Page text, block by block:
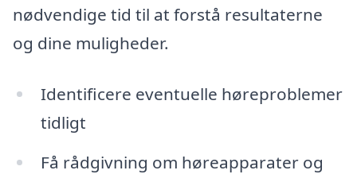
nødvendige tid til at forstå resultaterne
og dine muligheder.
Identificere eventuelle høreproblemer
tidligt
Få rådgivning om høreapparater og